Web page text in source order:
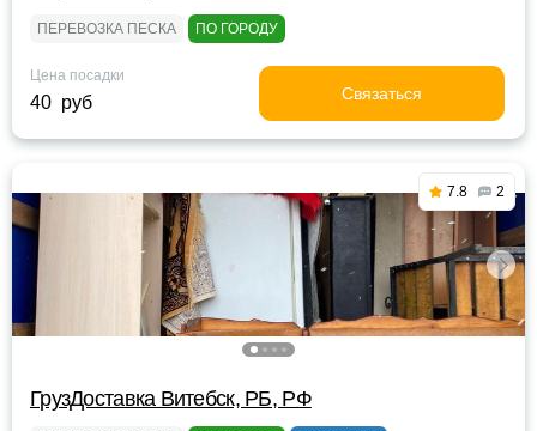
ПЕРЕВОЗКА ПЕСКА ПО ГОРОДУ
Цена посадки
40 руб Связаться
7.8 2
ГрузДоставка Витебск, РБ, РФ